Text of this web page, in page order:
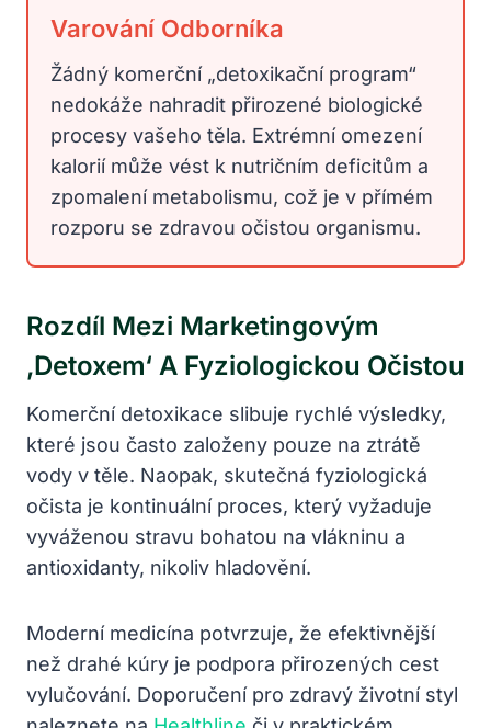
Varování Odborníka
Žádný komerční „detoxikační program“
nedokáže nahradit přirozené biologické
procesy vašeho těla. Extrémní omezení
kalorií může vést k nutričním deficitům a
zpomalení metabolismu, což je v přímém
rozporu se zdravou očistou organismu.
Rozdíl Mezi Marketingovým
‚detoxem‘ A Fyziologickou Očistou
Komerční detoxikace slibuje rychlé výsledky,
které jsou často založeny pouze na ztrátě
vody v těle. Naopak, skutečná fyziologická
očista je kontinuální proces, který vyžaduje
vyváženou stravu bohatou na vlákninu a
antioxidanty, nikoliv hladovění.
Moderní medicína potvrzuje, že efektivnější
než drahé kúry je podpora přirozených cest
vylučování. Doporučení pro zdravý životní styl